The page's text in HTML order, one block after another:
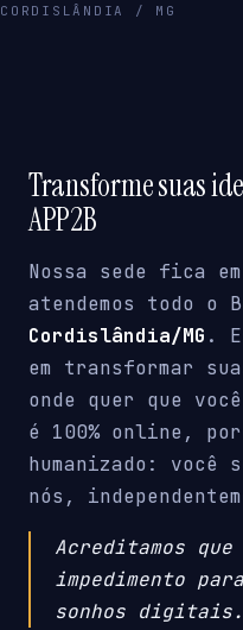
CORDISLÂNDIA / MG
Transforme suas
APP2B
Nossa sede fica
atendemos todo
Cordislândia/MG .
em transformar
onde quer que
é 100% online,
humanizado: você
nós,
Acreditamos
impedimento
sonhos digitais.